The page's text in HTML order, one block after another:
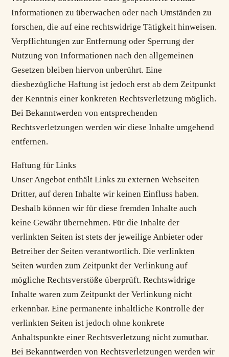
Informationen zu überwachen oder nach Umständen zu
forschen, die auf eine rechtswidrige Tätigkeit hinweisen.
Verpflichtungen zur Entfernung oder Sperrung der
Nutzung von Informationen nach den allgemeinen
Gesetzen bleiben hiervon unberührt. Eine
diesbezügliche Haftung ist jedoch erst ab dem Zeitpunkt
der Kenntnis einer konkreten Rechtsverletzung möglich.
Bei Bekanntwerden von entsprechenden
Rechtsverletzungen werden wir diese Inhalte umgehend
entfernen.
Haftung für Links
Unser Angebot enthält Links zu externen Webseiten
Dritter, auf deren Inhalte wir keinen Einfluss haben.
Deshalb können wir für diese fremden Inhalte auch
keine Gewähr übernehmen. Für die Inhalte der
verlinkten Seiten ist stets der jeweilige Anbieter oder
Betreiber der Seiten verantwortlich. Die verlinkten
Seiten wurden zum Zeitpunkt der Verlinkung auf
mögliche Rechtsverstöße überprüft. Rechtswidrige
Inhalte waren zum Zeitpunkt der Verlinkung nicht
erkennbar. Eine permanente inhaltliche Kontrolle der
verlinkten Seiten ist jedoch ohne konkrete
Anhaltspunkte einer Rechtsverletzung nicht zumutbar.
Bei Bekanntwerden von Rechtsverletzungen werden wir